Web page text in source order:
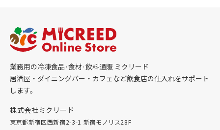
業務用の冷凍食品·食材·飲料通販 ミクリード
居酒屋・ダイニングバー・カフェなど飲食店の仕入れをサポート
します。
株式会社ミクリード
東京都新宿区西新宿2-3-1 新宿モノリス28F